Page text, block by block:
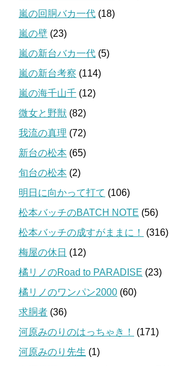
嵐の回胴バカ一代 (18)
嵐の壁 (23)
嵐の新台バカ一代 (5)
嵐の新台考察 (114)
嵐の海千山千 (12)
微女と野獣 (82)
我流の真理 (72)
新台の松本 (65)
旬台の松本 (2)
明日に向かって打て (106)
松本バッチのBATCH NOTE (56)
松本バッチの成すがままに！
(316)
梅屋の休日 (12)
橘リノのRoad to PARADISE (23)
橘リノのワンパン2000 (60)
求胴者 (36)
河原みのりのはっちゃき！
(171)
河原みのり先生 (1)